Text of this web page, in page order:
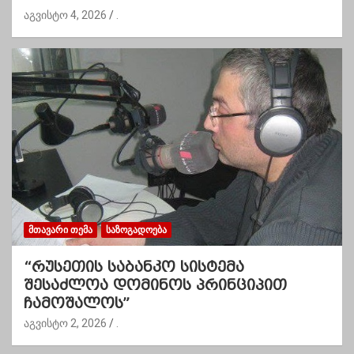
აგვისტო 4, 2026
ᲛᲗᲐᲕᲐᲠᲘ ᲗᲔᲛᲐ ᲡᲐᲖᲝᲒᲐᲓᲝᲔᲑᲐ
“რუსეთის საბანკო სისტემა
შესაძლოა დომინოს პრინციპით
ჩამოშალოს”
აგვისტო 2, 2026 .